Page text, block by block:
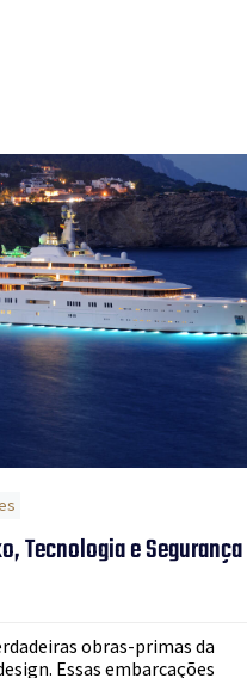
Tecnologia e Segurança
obras-primas da
Essas embarcações